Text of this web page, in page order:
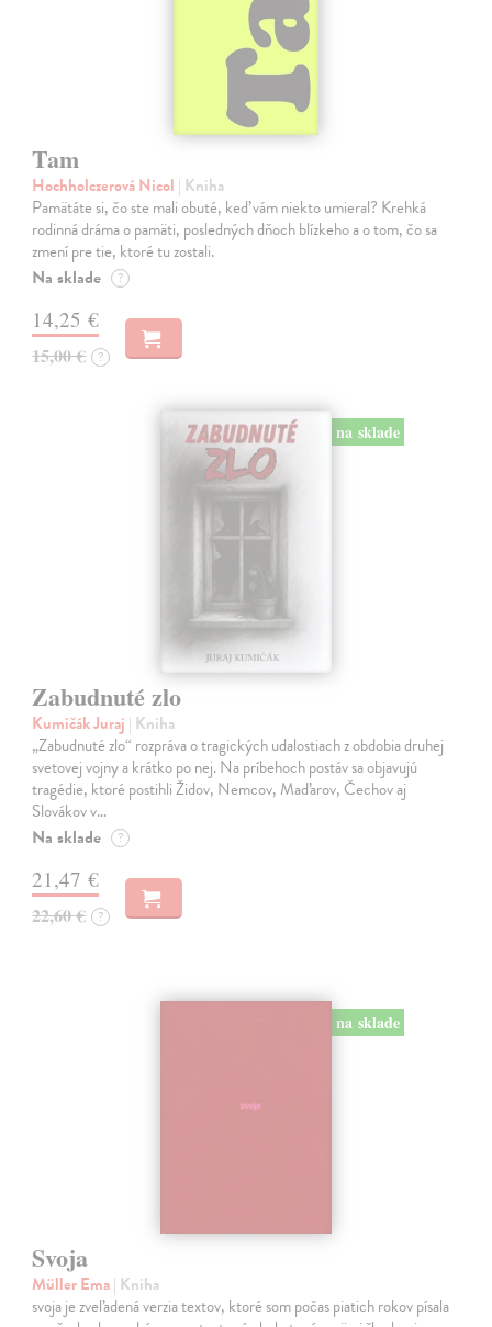
Tam
Hochholczerová Nicol | Kniha
Pamätáte si, čo ste mali obuté, keď vám niekto umieral? Krehká
rodinná dráma o pamäti, posledných dňoch blízkeho a o tom, čo sa
zmení pre tie, ktoré tu zostali.
Na sklade ?
14,25 €
15,00 € ?
na sklade
Zabudnuté zlo
Kumičák Juraj | Kniha
„Zabudnuté zlo“ rozpráva o tragických udalostiach z obdobia druhej
svetovej vojny a krátko po nej. Na príbehoch postáv sa objavujú
tragédie, ktoré postihli Židov, Nemcov, Maďarov, Čechov aj
Slovákov v…
Na sklade ?
21,47 €
22,60 € ?
na sklade
Svoja
Müller Ema| Kniha
svoja je zveľadená verzia textov, ktoré som počas piatich rokov písala